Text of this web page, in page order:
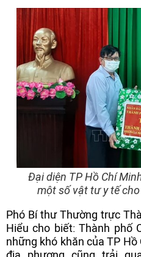
Đại diện TP Hồ Chí
một số vật tư y tế
Phó Bí thư Thường trực
Hiểu cho biết: Thành phố
những khó khăn của TP